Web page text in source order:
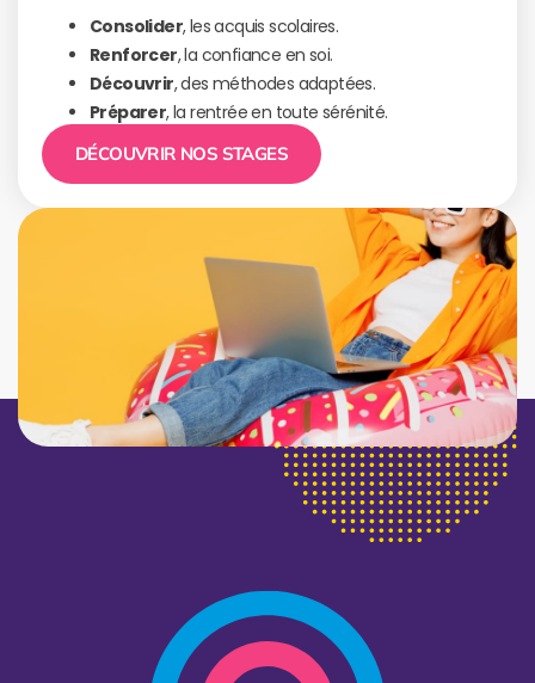
Consolider, les acquis scolaires.
Renforcer, la confiance en soi.
Découvrir, des méthodes adaptées.
Préparer, la rentrée en toute sérénité.
DÉCOUVRIR NOS STAGES